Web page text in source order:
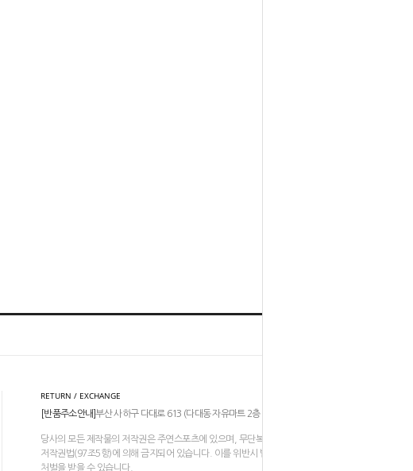
RETURN / EXCHANGE
[반품주소안내]부산 사하구 다대로 613 (다대동 자유마트 2층 206-211호)
당사의 모든 제작물의 저작권은 주연스포츠에 있으며, 무단복제나 도용은
저작권법(97조5항)에 의해 금지되어 있습니다. 이를 위반시 법적인
처벌을 받을 수 있습니다.